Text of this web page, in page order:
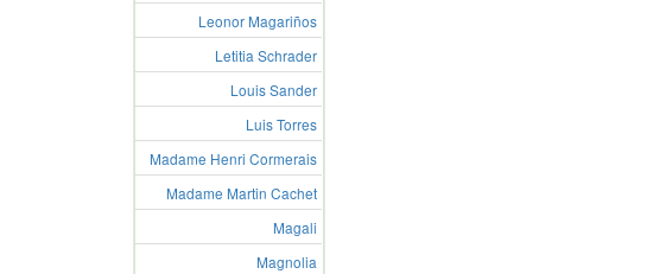
Leonor Magariños
Letitia Schrader
Louis Sander
Luis Torres
Madame Henri Cormerais
Madame Martin Cachet
Magali
Magnolia